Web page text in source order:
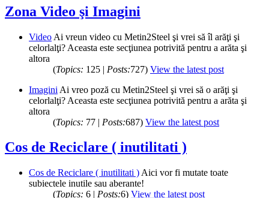
Zona Video şi Imagini
Video Ai vreun video cu Metin2Steel şi vrei să îl arăţi şi
celorlalţi? Aceasta este secţiunea potrivită pentru a arăta şi
altora
(Topics: 125 | Posts:727) View the latest post
Imagini Ai vreo poză cu Metin2Steel şi vrei să o arăţi şi
celorlalţi? Aceasta este secţiunea potrivită pentru a arăta şi
altora
(Topics: 77 | Posts:687) View the latest post
Cos de Reciclare ( inutilitati )
Cos de Reciclare ( inutilitati ) Aici vor fi mutate toate
subiectele inutile sau aberante!
(Topics: 6 | Posts:6) View the latest post